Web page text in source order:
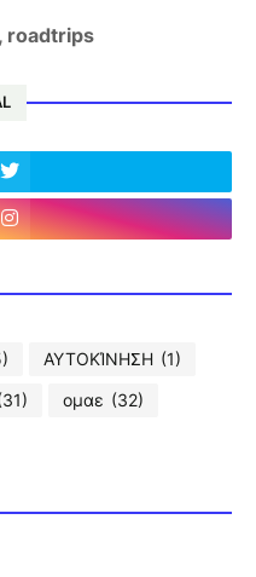
roadtrips
ΑΥΤΟΚΊΝΗΣΗ (1)
ομαε (32)